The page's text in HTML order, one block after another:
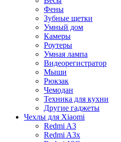
Фены
Зубные щетки
Умный дом
Камеры
Роутеры
Умная лампа
Видеорегистратор
Мыши
Рюкзак
Чемодан
Техника для кухни
Другие гаджеты
Чехлы для Xiaomi
Redmi A3
Redmi A3x